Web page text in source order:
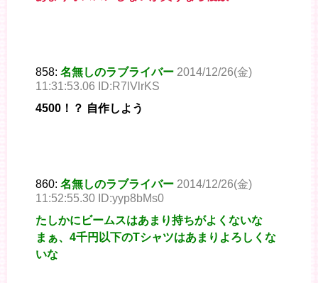
858: 名無しのラブライバー 2014/12/26(金)
11:31:53.06 ID:R7lVlrKS
4500！？ 自作しよう
860: 名無しのラブライバー 2014/12/26(金)
11:52:55.30 ID:yyp8bMs0
たしかにビームスはあまり持ちがよくないな
まぁ、4千円以下のTシャツはあまりよろしくな
いな